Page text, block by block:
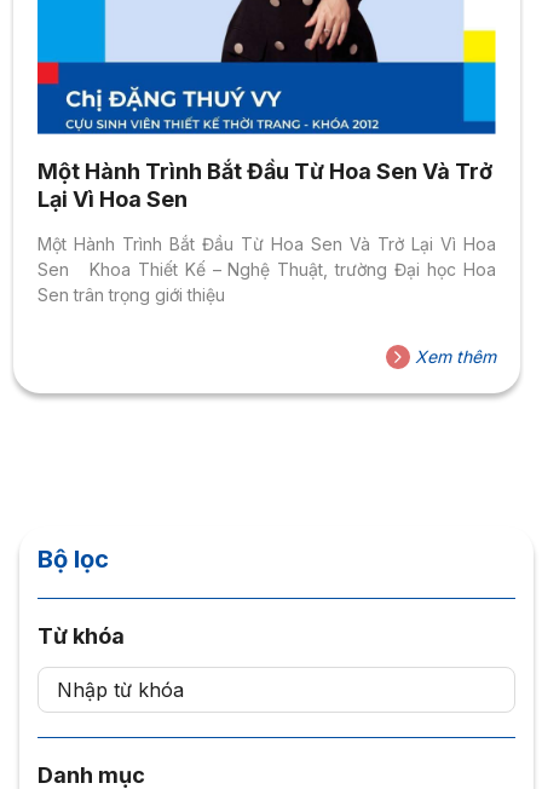
Một Hành Trình Bắt Đầu Từ Hoa Sen Và Trở
Lại Vì Hoa Sen
Một Hành Trình Bắt Đầu Từ Hoa Sen Và Trở Lại Vì Hoa
Sen Khoa Thiết Kế – Nghệ Thuật, trường Đại học Hoa
Sen trân trọng giới thiệu
Xem thêm
Bộ lọc
Từ khóa
Danh mục